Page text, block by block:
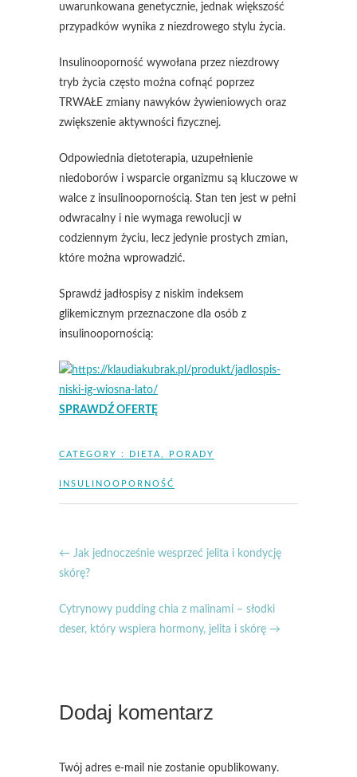
uwarunkowana genetycznie, jednak większość
przypadków wynika z niezdrowego stylu życia.
Insulinooporność wywołana przez niezdrowy
tryb życia często można cofnąć poprzez
TRWAŁE zmiany nawyków żywieniowych oraz
zwiększenie aktywności fizycznej.
Odpowiednia dietoterapia, uzupełnienie
niedoborów i wsparcie organizmu są kluczowe w
walce z insulinoopornością. Stan ten jest w pełni
odwracalny i nie wymaga rewolucji w
codziennym życiu, lecz jedynie prostych zmian,
które można wprowadzić.
Sprawdź jadłospisy z niskim indeksem
glikemicznym przeznaczone dla osób z
insulinoopornością:
SPRAWDŹ OFERTĘ
CATEGORY : DIETA PORADY
INSULINOOPORNOŚĆ
← Jak jednocześnie wesprzeć jelita i kondycję
skórę?
Cytrynowy pudding chia z malinami – słodki
deser, który wspiera hormony, jelita i skórę →
Dodaj komentarz
Twój adres e-mail nie zostanie opublikowany.